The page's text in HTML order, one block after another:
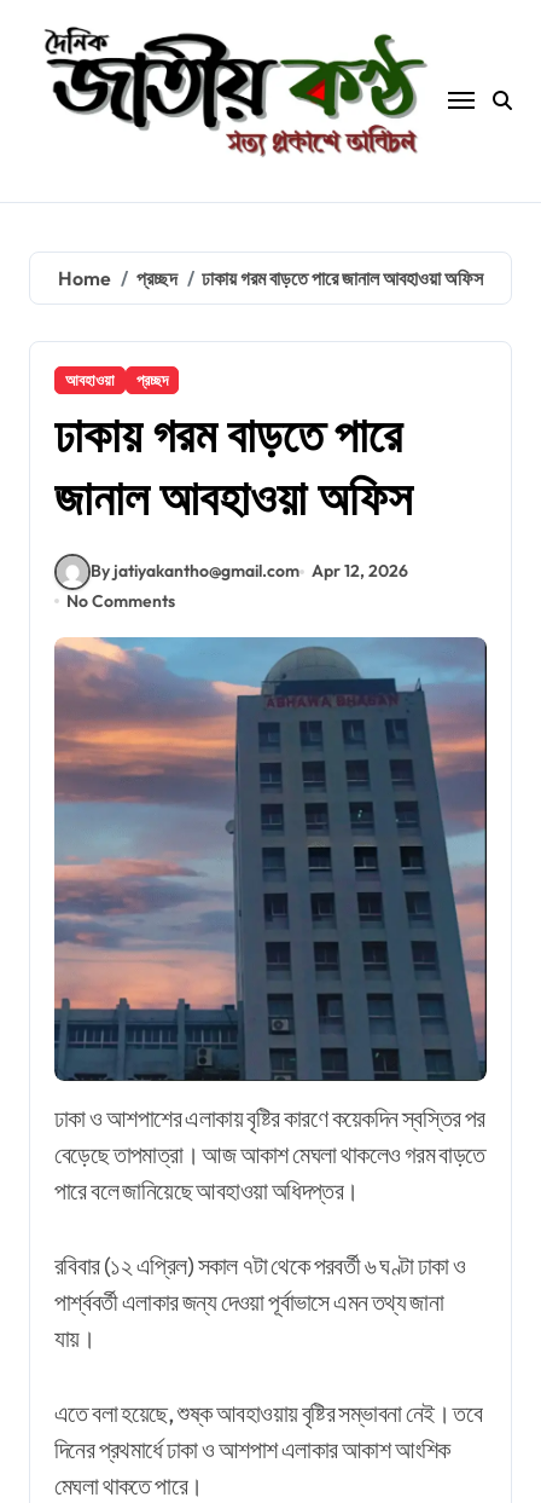
content
Home প্রচ্ছদ ঢাকায় গরম বাড়তে পারে জানাল আবহাওয়া অফিস
আবহাওয়া প্রচ্ছদ
ঢাকায় গরম বাড়তে পারে
জানাল আবহাওয়া অফিস
By jatiyakantho@gmail.com Apr 12, 2026
No Comments
ঢাকা ও আশপাশের এলাকায় বৃষ্টির কারণে কয়েকদিন স্বস্তির পর
বেড়েছে তাপমাত্রা। আজ আকাশ মেঘলা থাকলেও গরম বাড়তে
পারে বলে জানিয়েছে আবহাওয়া অধিদপ্তর।
রবিবার (১২ এপ্রিল) সকাল ৭টা থেকে পরবর্তী ৬ ঘণ্টা ঢাকা ও
পার্শ্ববর্তী এলাকার জন্য দেওয়া পূর্বাভাসে এমন তথ্য জানা
যায়।
এতে বলা হয়েছে, শুষ্ক আবহাওয়ায় বৃষ্টির সম্ভাবনা নেই। তবে
দিনের প্রথমার্ধে ঢাকা ও আশপাশ এলাকার আকাশ আংশিক
মেঘলা থাকতে পারে।